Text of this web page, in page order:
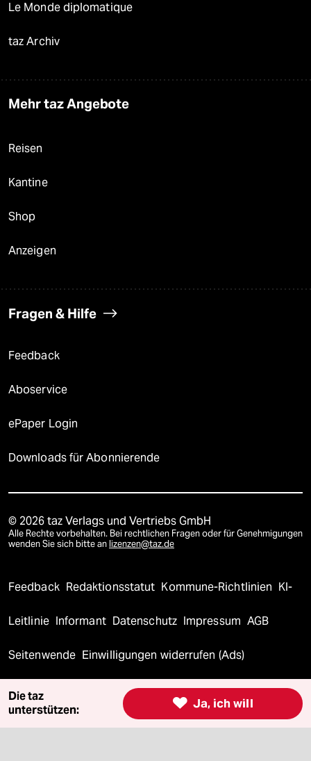
Le Monde diplomatique
taz Archiv
Mehr taz Angebote
Reisen
Kantine
Shop
Anzeigen
Fragen & Hilfe
Feedback
Aboservice
ePaper Login
Downloads für Abonnierende
© 2026 taz Verlags und Vertriebs GmbH
Alle Rechte vorbehalten. Bei rechtlichen Fragen oder für Genehmigungen
wenden Sie sich bitte an lizenzen@taz.de
Feedback Redaktionsstatut Kommune-Richtlinien KI-
Leitlinie Informant Datenschutz Impressum AGB
Seitenwende Einwilligungen widerrufen (Ads)
 Ja, ich will
Die taz
unterstützen: